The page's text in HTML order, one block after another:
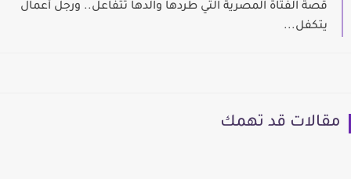
قصة الفتاة المصرية التي طردها والدها تتفاعل.. ورجل أعمال
يتكفل...
مقالات قد تهمك